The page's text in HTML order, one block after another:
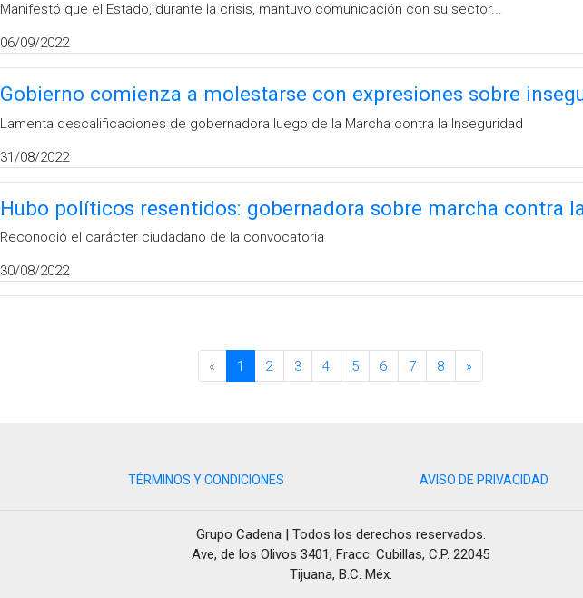
Manifestó que el Estado, durante la crisis, mantuvo comunicación con su sector...
06/09/2022
Gobierno comienza a molestarse con expresiones sobre
Lamenta descalificaciones de gobernadora luego de la Marcha contra la Inseguridad
31/08/2022
Hubo políticos resentidos: gobernadora sobre marcha contra
Reconoció el carácter ciudadano de la convocatoria
30/08/2022
« 1 2 3 4 5 6 7 8 »
TÉRMINOS Y CONDICIONES AVISO DE PRIVACIDAD
Grupo Cadena | Todos los derechos reservados.
Ave, de los Olivos 3401, Fracc. Cubillas, C.P. 22045
Tijuana, B.C. Méx.